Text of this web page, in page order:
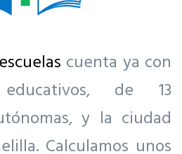
cuenta ya con
de 13
y la ciudad
Calculamos unos